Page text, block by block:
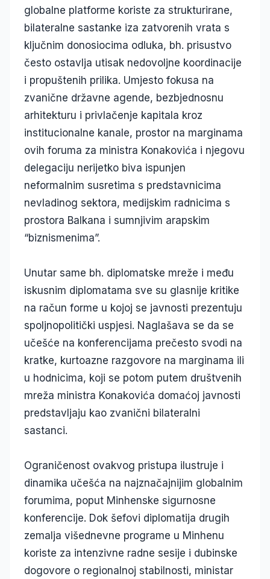
globalne platforme koriste za strukturirane,
bilateralne sastanke iza zatvorenih vrata s
ključnim donosiocima odluka, bh. prisustvo
često ostavlja utisak nedovoljne koordinacije
i propuštenih prilika. Umjesto fokusa na
zvanične državne agende, bezbjednosnu
arhitekturu i privlačenje kapitala kroz
institucionalne kanale, prostor na marginama
ovih foruma za ministra Konakovića i njegovu
delegaciju nerijetko biva ispunjen
neformalnim susretima s predstavnicima
nevladinog sektora, medijskim radnicima s
prostora Balkana i sumnjivim arapskim
“biznismenima”.
Unutar same bh. diplomatske mreže i među
iskusnim diplomatama sve su glasnije kritike
na račun forme u kojoj se javnosti prezentuju
spoljnopolitički uspjesi. Naglašava se da se
učešće na konferencijama prečesto svodi na
kratke, kurtoazne razgovore na marginama ili
u hodnicima, koji se potom putem društvenih
mreža ministra Konakovića domaćoj javnosti
predstavljaju kao zvanični bilateralni
sastanci.
Ograničenost ovakvog pristupa ilustruje i
dinamika učešća na najznačajnijim globalnim
forumima, poput Minhenske sigurnosne
konferencije. Dok šefovi diplomatija drugih
zemalja višednevne programe u Minhenu
koriste za intenzivne radne sesije i dubinske
dogovore o regionalnoj stabilnosti, ministar